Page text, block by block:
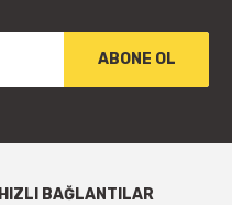
ABONE OL
HIZLI BAĞLANTILAR